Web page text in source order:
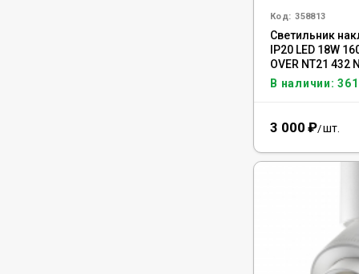
Код: 358813
Светильник
IP20 LED 18W
OVER NT21 432
В наличии:
3 000 ₽/шт.